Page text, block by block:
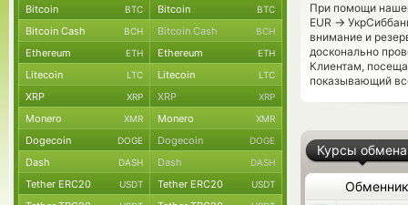
При помощи
EUR →
внимание и
досконально
Клиентам,
показывающий
Курсы обмена
Обменник
Bitcoin BTC Bitcoin BTC
Bitcoin Cash BCH Bitcoin Cash BCH
Ethereum ETH Ethereum ETH
Litecoin LTC Litecoin LTC
XRP XRP XRP XRP
Monero XMR Monero XMR
Dogecoin DOGE Dogecoin DOGE
Dash DASH Dash DASH
Tether ERC20 USDT Tether ERC20 USDT